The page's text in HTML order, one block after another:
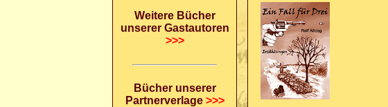
Weitere Bücher
unserer Gastautoren
>>>
Bücher unserer
Partnerverlage >>>